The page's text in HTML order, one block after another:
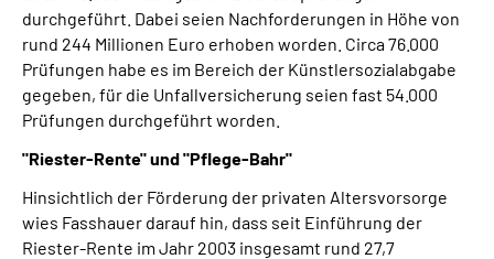
durchgeführt. Dabei seien Nachforderungen in Höhe von
rund 244 Millionen Euro erhoben worden. Circa 76.000
Prüfungen habe es im Bereich der Künstlersozialabgabe
gegeben, für die Unfallversicherung seien fast 54.000
Prüfungen durchgeführt worden.
"Riester-Rente" und "Pflege-Bahr"
Hinsichtlich der Förderung der privaten Altersvorsorge
wies Fasshauer darauf hin, dass seit Einführung der
Riester-Rente im Jahr 2003 insgesamt rund 27,7